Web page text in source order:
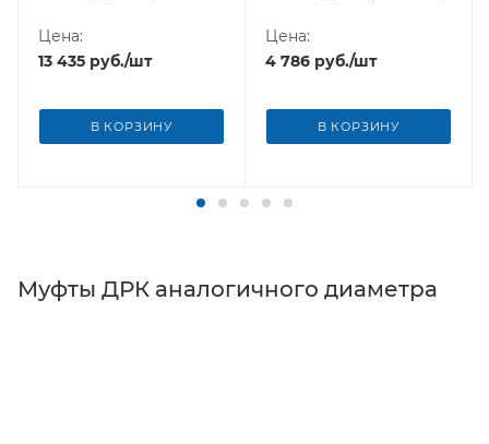
Цена:
13 435 руб./шт
В КОРЗИНУ
Цена:
4 786 руб./шт
В КОРЗИНУ
Муфты ДРК аналогичного диаметра